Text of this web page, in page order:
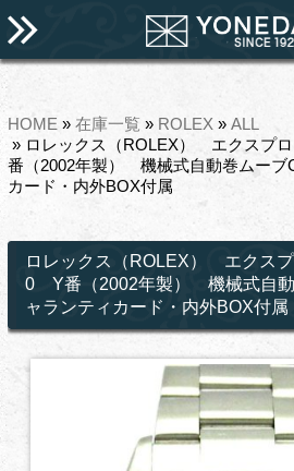
HOME » 在庫一覧 » ROLEX » ALL
» ロレックス（ROLEX） エクスプ
番（2002年製） 機械式自動巻ムー
カード・内外BOX付属
ロレックス（ROLEX） エクス
0 Y番（2002年製） 機械式自
ャランティカード・内外BOX付属